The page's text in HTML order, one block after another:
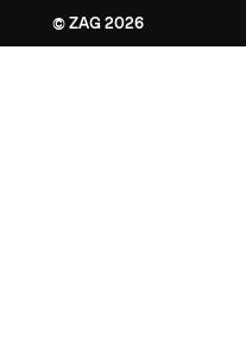
ZAG 2026